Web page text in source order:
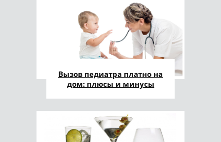
Вызов педиатра платно на
дом: плюсы и минусы